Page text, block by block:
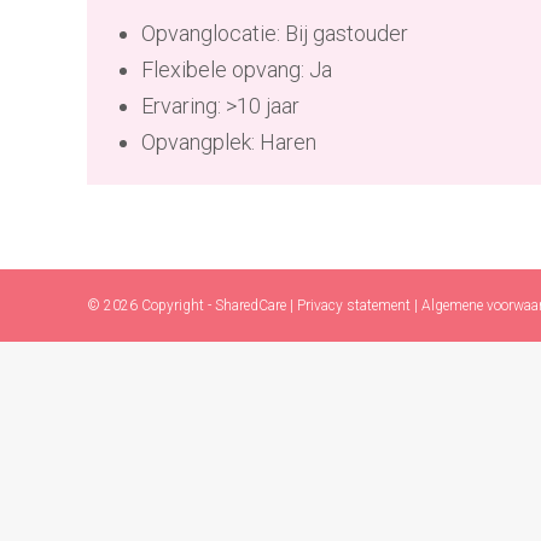
Opvanglocatie: Bij gastouder
Flexibele opvang: Ja
Ervaring: >10 jaar
Opvangplek: Haren
© 2026 Copyright - SharedCare | Privacy statement | Algemene